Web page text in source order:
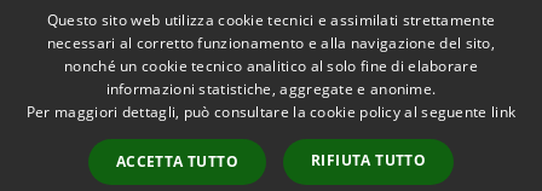
Accessibilità
Copyright © 2026 • Comune di
San Donato Val di Comino •
Powered byMunicipium
Accesso redazione
Questo sito web utilizza cookie tecnici e assimilati strettamente
necessari al corretto funzionamento e alla navigazione del sito,
nonché un cookie tecnico analitico al solo fine di elaborare
informazioni statistiche, aggregate e anonime.
Per maggiori dettagli, può consultare la cookie policy al seguente link
ACCETTA TUTTO RIFIUTA TUTTO